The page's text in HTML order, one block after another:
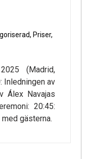
, Priser,
(Madrid,
Inledningen av
Álex Navajas
20:45:
gästerna.